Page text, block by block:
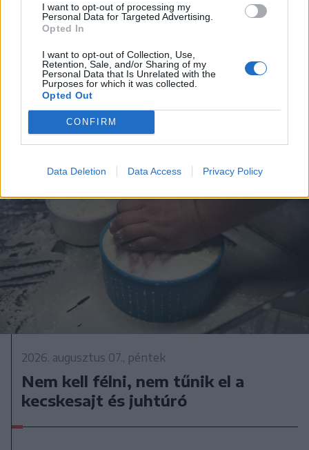
I want to opt-out of processing my
Personal Data for Targeted Advertising.
Opted In
I want to opt-out of Collection, Use,
Retention, Sale, and/or Sharing of my
Personal Data that Is Unrelated with the
Purposes for which it was collected.
Opted Out
CONFIRM
Data Deletion Data Access Privacy Policy
2026. augusztus 07., péntek
Soha nem volt még ilyen meleg
Budapesten
2026. augusztus 07., péntek
Nem kell félni, nem tűnik el a
kecskesajt és juhtúró